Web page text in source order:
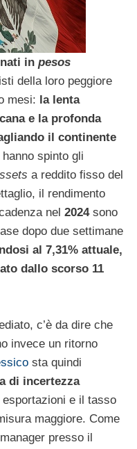
in pesos
della loro peggiore
mesi: la lenta
e la profonda
il continente
spinto gli
a reddito fisso del
il rendimento
nel 2024sono
dopo due settimane
al 7,31% attuale,
dallo scorso 11
c’è da dire che
invece un ritorno
sta quindi
di incertezza
e il tasso
maggiore. Come
presso il